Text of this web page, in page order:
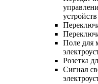
устройств
Поле для
Розетка
Сигнал